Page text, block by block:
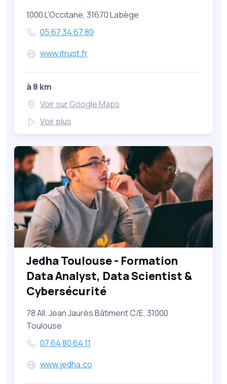
1000 L'Occitane, 31670 Labège
05 67 34 67 80
www.itrust.fr
à 8 km
Voir sur Google Maps
Voir plus
Jedha Toulouse - Formation
Data Analyst, Data Scientist &
Cybersécurité
78 All. Jean Jaurès Bâtiment C/E, 31000
Toulouse
07 64 80 64 11
www.jedha.co